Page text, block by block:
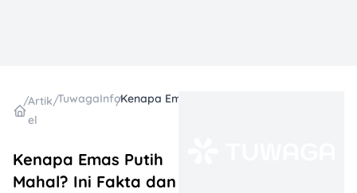
/Artik
el
/TuwagaInfo
/
Kenapa Emas Putih
Mahal? Ini Fakta dan